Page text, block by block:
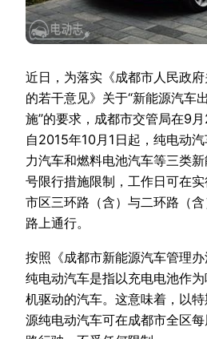
近日，为落实《成都市人民政
的若干意见》关于“新能源汽车
施”的要求，成都市交管局在9
自2015年10月1日起，纯电动
力汽车和燃料电池汽车等三类
号限行措施限制，工作日可在
市区三环路（含）与二环路（
路上通行。
按照《成都市新能源汽车管理办
纯电动汽车是指以充电电池作
机驱动的汽车。这意味着，以
源纯电动汽车可在成都市全区